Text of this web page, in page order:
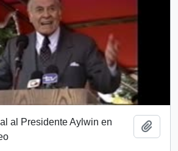
al Presidente Aylwin en